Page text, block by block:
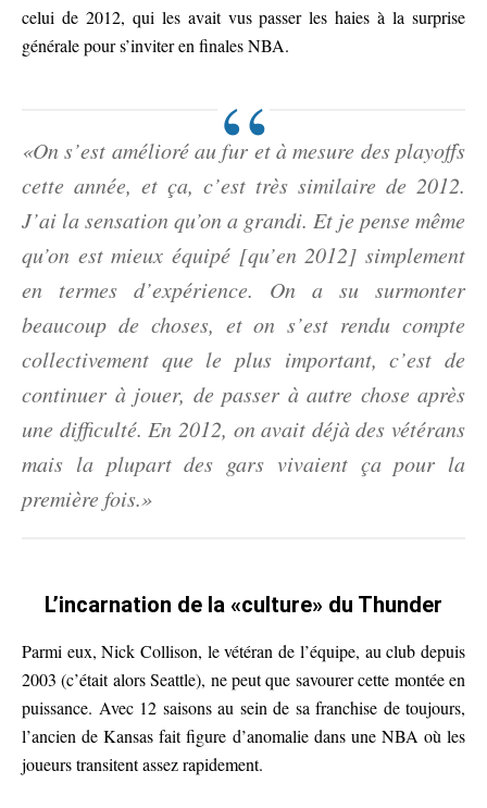
celui de 2012, qui les avait vus passer les haies à la surprise
générale pour s’inviter en finales NBA.
«On s’est amélioré au fur et à mesure des playoffs
cette année, et ça, c’est très similaire de 2012.
J’ai la sensation qu’on a grandi. Et je pense même
qu’on est mieux équipé [qu’en 2012] simplement
en termes d’expérience. On a su surmonter
beaucoup de choses, et on s’est rendu compte
collectivement que le plus important, c’est de
continuer à jouer, de passer à autre chose après
une difficulté. En 2012, on avait déjà des vétérans
mais la plupart des gars vivaient ça pour la
première fois.»
L’incarnation de la «culture» du Thunder
Parmi eux, Nick Collison, le vétéran de l’équipe, au club depuis
2003 (c’était alors Seattle), ne peut que savourer cette montée en
puissance. Avec 12 saisons au sein de sa franchise de toujours,
l’ancien de Kansas fait figure d’anomalie dans une NBA où les
joueurs transitent assez rapidement.